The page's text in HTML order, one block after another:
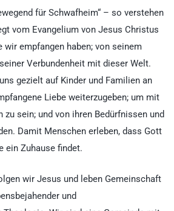
für Schwafheim“ – so verstehen
vom Evangelium von Jesus Christus
wir empfangen haben; von seinem
Verbundenheit mit dieser Welt.
gezielt auf Kinder und Familien an
Liebe weiterzugeben; um mit
zu sein; und von ihren Bedürfnissen und
Damit Menschen erleben, dass Gott
ein Zuhause findet.
wir Jesus und leben Gemeinschaft
und